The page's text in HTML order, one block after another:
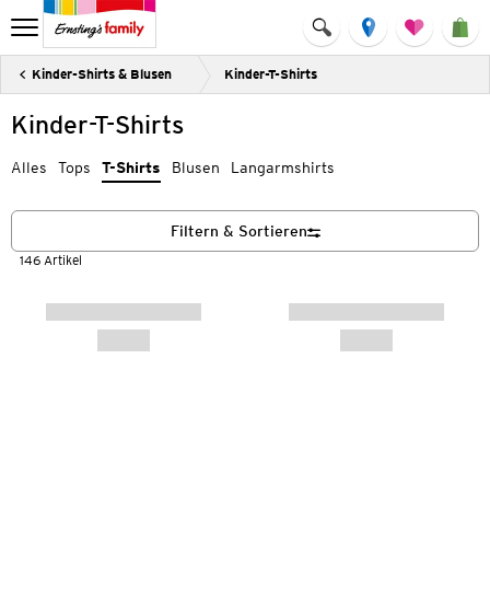
Kinder-Shirts & Blusen Kinder-T-Shirts
Kinder-T-Shirts
Alles Tops T-Shirts Blusen Langarmshirts
146 Artikel
Filtern & Sortieren